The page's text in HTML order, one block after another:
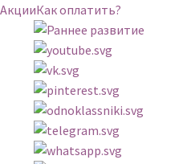
АкцииКак оплатить?